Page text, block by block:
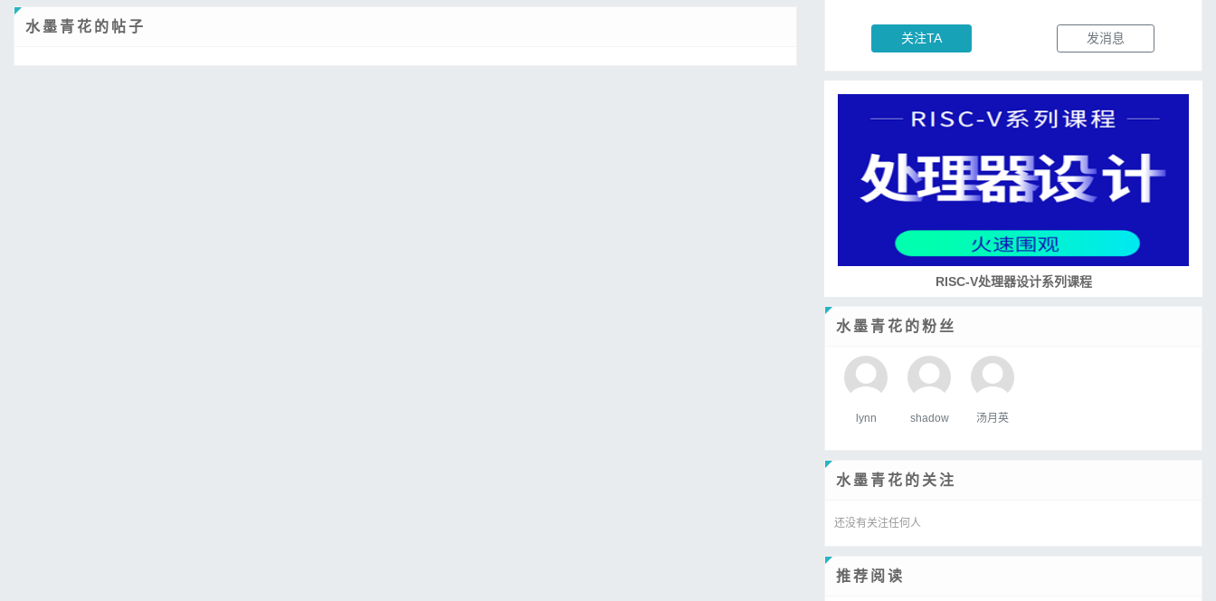
水墨青花的帖子
关注TA 发消息
RISC-V处理器设计系列课程
水墨青花的粉丝
lynn shadow 汤月英
水墨青花的关注
还没有关注任何人
推荐阅读